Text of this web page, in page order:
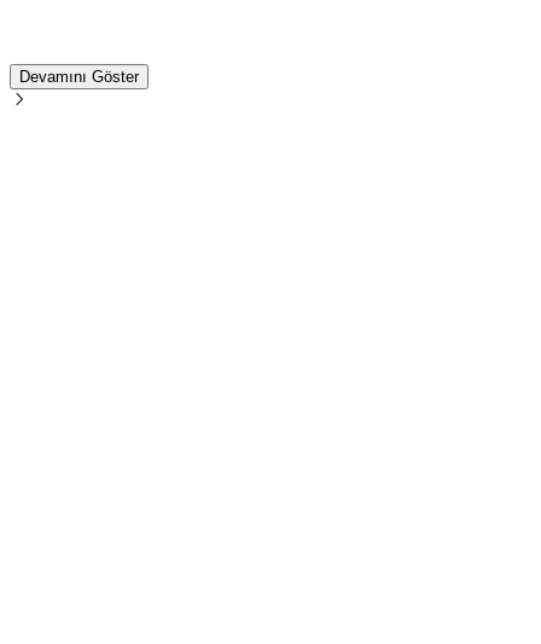
Devamını Göster